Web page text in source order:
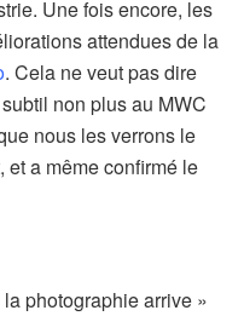
Une fois encore, les
attendues de la
. Cela ne veut pas dire
non plus au MWC
nous les verrons le
a même confirmé le
photographie arrive »